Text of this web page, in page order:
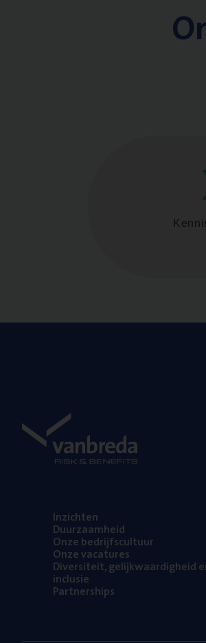
Inzich­ten
Duur­zaam­heid
Onze bedrijfs­cul­tuur
Onze vaca­tu­res
Diver­si­teit, gelijk­waar­dig­heid
inclusie
Part­ner­ships